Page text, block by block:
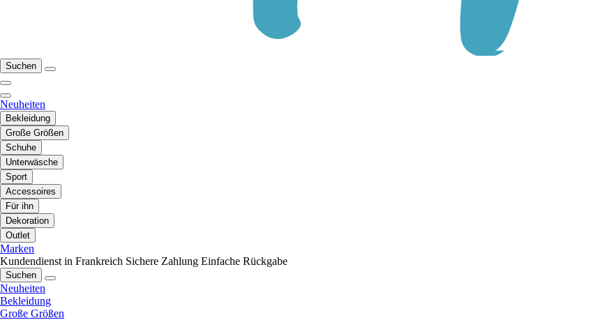
Suchen
Neuheiten
Bekleidung
Große Größen
Schuhe
Unterwäsche
Sport
Accessoires
Für ihn
Dekoration
Outlet
Marken
Kundendienst in Frankreich Sichere Zahlung Einfache Rückgabe
Suchen
Neuheiten
Bekleidung
Große Größen